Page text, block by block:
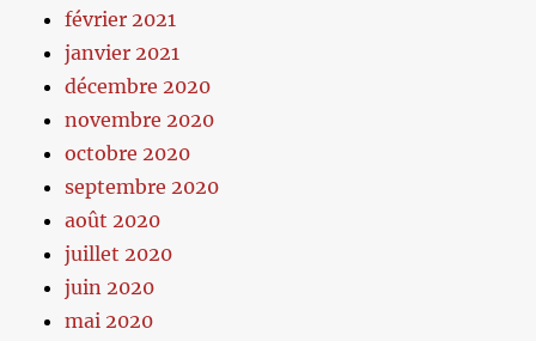
février 2021
janvier 2021
décembre 2020
novembre 2020
octobre 2020
septembre 2020
août 2020
juillet 2020
juin 2020
mai 2020